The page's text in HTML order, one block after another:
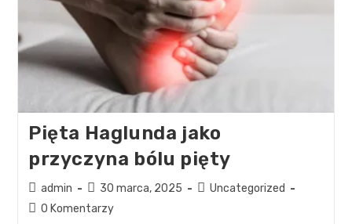
Pięta Haglunda jako
przyczyna bólu pięty
admin 30 marca, 2025
Uncategorized
0 Komentarzy